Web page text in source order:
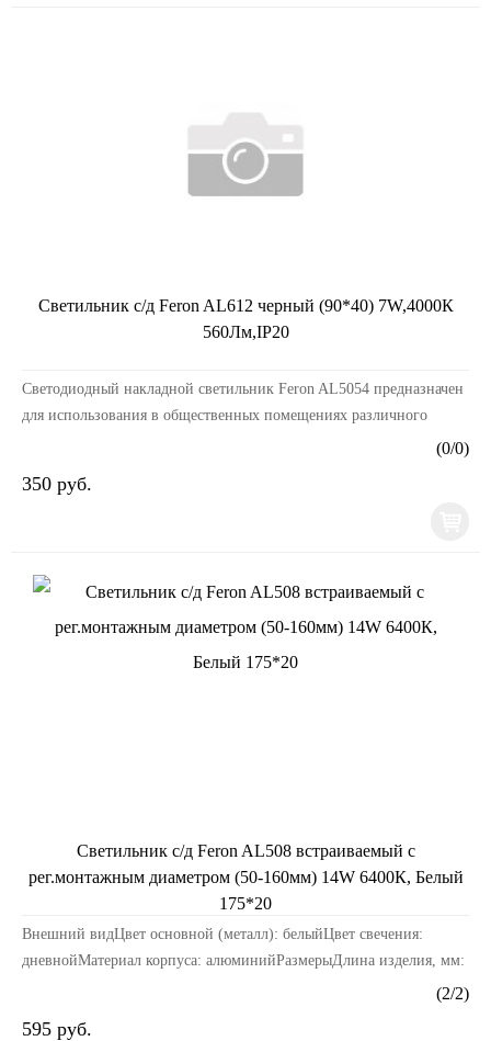
Светильник с/д Feron AL612 черный (90*40) 7W,4000К
560Лм,IP20
Светодиодный накладной светильник Feron AL5054 предназначен
для использования в общественных помещениях различного
(0/0)
350 руб.
Светильник с/д Feron AL508 встраиваемый с
рег.монтажным диаметром (50-160мм) 14W 6400К, Белый
175*20
Внешний видЦвет основной (металл): белыйЦвет свечения:
дневнойМатериал корпуса: алюминийРазмерыДлина изделия, мм:
(2/2)
595 руб.